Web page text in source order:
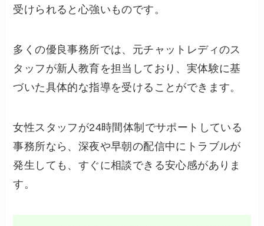
受けられると心強いものです。
多くの優良事務所では、元チャットレディのス
タッフが新人教育を担当しており、実体験に基
づいた具体的な指導を受けることができます。
女性スタッフが24時間体制でサポートしている
事務所なら、深夜や早朝の配信中にトラブルが
発生しても、すぐに相談できる安心感がありま
す。